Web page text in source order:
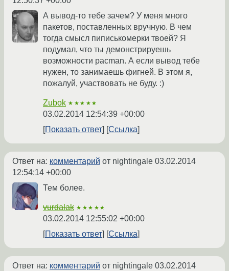
А вывод-то тебе зачем? У меня много
пакетов, поставленных вручную. В чем
тогда смысл пиписькомерки твоей? Я
подумал, что ты демонстрируешь
возможности pacman. А если вывод тебе
нужен, то занимаешь фигней. В этом я,
пожалуй, участвовать не буду. :)
Zubok ★★★★★
03.02.2014 12:54:39 +00:00
Показать ответ
Ссылка
Ответ на: комментарий от nightingale 03.02.2014
12:54:14 +00:00
Тем более.
vurdalak ★★★★★
03.02.2014 12:55:02 +00:00
Показать ответ
Ссылка
Ответ на: комментарий от nightingale 03.02.2014